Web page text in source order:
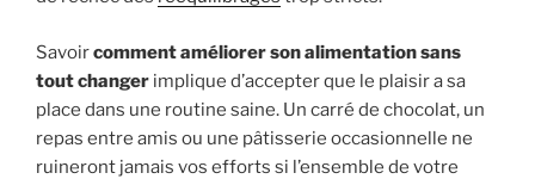
Savoircomment améliorer son alimentation sans
tout changer implique d’accepter que le plaisir a sa
place dans une routine saine. Un carré de chocolat, un
repas entre amis ou une pâtisserie occasionnelle ne
ruineront jamais vos efforts si l’ensemble de votre